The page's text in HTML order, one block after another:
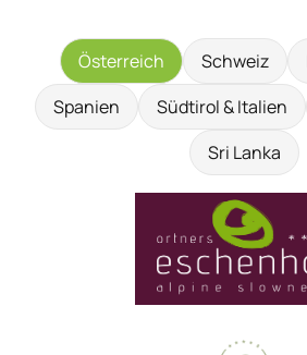
Österreich Schweiz
Spanien
Südtirol & Italien
Sri Lanka